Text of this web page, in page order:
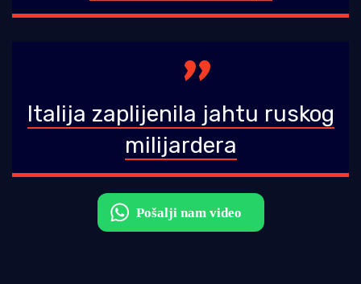
Italija zaplijenila jahtu ruskog
milijardera